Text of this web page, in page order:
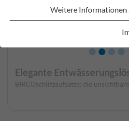
Weitere Informationen
Elegante
BIRCOschlitzaufsätze: die